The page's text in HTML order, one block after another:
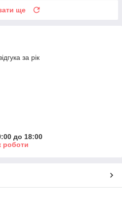
ще
за рік
до 18:00
роботи